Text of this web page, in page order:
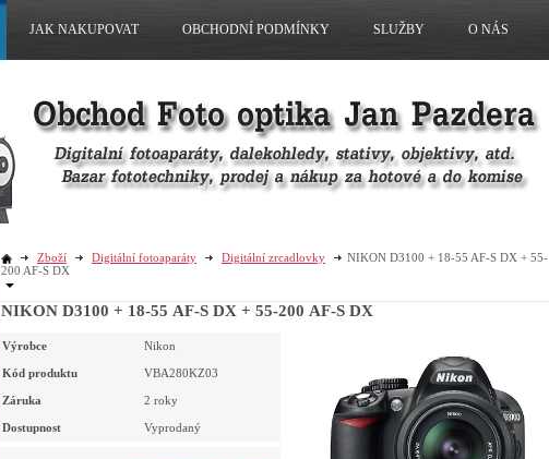
Zboží Digitální fotoaparáty Digitální zrcadlovky
NIKON D3100 + 18-55 AF-S DX + 55-
200 AF-S DX
NIKON D3100 + 18-55 AF-S DX + 55-200 AF-S DX
Výrobce Nikon
Kód produktu VBA280KZ03
Záruka 2 roky
Dostupnost Vyprodaný
JAK NAKUPOVAT OBCHODNÍ PODMÍNKY SLUŽBY O NÁS